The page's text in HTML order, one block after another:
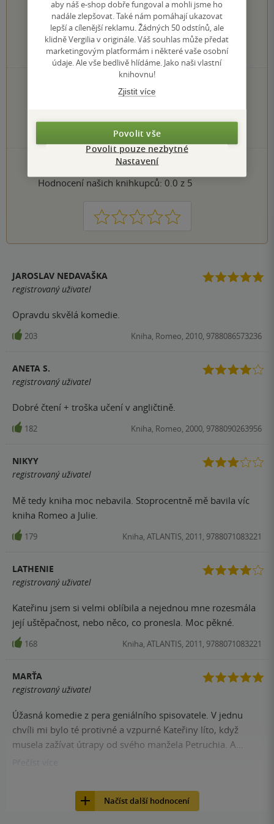
4.0z5
117hodnocení čtenářů
5 hvězdiček
32×
4 hvězdičky
5×
2 hvězdičky
4×
1 hvezdička
PŘIDEJTE SVÉ HODNOCENÍ KNIHY
Hodnocení našich knihkupců: 0.0 z 5
1 2 3 4 5
JAROSLAV NEDAVAŠKA
registrovaný uživatel
Opravdu skvělá komedie.
203 Kniha, Romeo, 2010, 9788086573236
ANETA S.
registrovaný uživatel
Dobré čtení + troška učení v angličtině.
182 Kniha, Romeo, 2000, 9788090263956
NIKYY
registrovaný uživatel
Mě tedy kniha moc nebavila. Stoprocentně mě bavila víc
kniha Romeo a Julie.
179 Kniha, ATLANTIS, 2011, 9788071083221
LATHENIE
registrovaný uživatel
Kateřinu jsem si velmi oblíbila a nejednou mne rozesmála
její uštěpačnost, nebo něco, co pronesla. Moc pěkné.
168 Kniha, ATLANTIS, 2011, 9788071083221
MARŤA
registrovaný uživatel
Úžasná komedie z pera geniálního spisovatele. V jednu
chvíli mi bylo té protivné a vzpurné Kateřiny líto, když
musela zažívat útrapy od svého manžela Petruchia. A
úžasný je konec, kdy i ta vzorná a úslužná Bianca odmítne
ní přijít sám :-) Kdo by čekal, že jediná žena, jež vyhoví
svému manželovi bude ona vzpurná Kateřina? Prostě
Přečíst
Načíst další hodnocení
aby náš e-shop dobře fungoval a mohli jsme ho
nadále zlepšovat. Také nám pomáhají ukazovat
lepší a cílenější reklamu. Žádných 50 odstínů, ale
klidně Vergilia v originále. Váš souhlas může předat
marketingovým platformám i některé vaše osobní
údaje. Ale vše bedlivě hlídáme. Jako naši vlastní
knihovnu!
Zjistit více
Povolit vše
Povolit pouze nezbytné
Nastavení